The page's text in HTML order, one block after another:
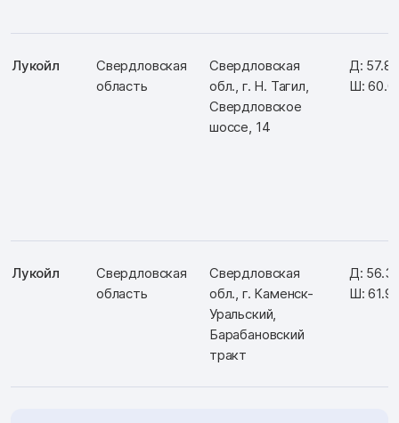
Лукойл
Свердловская
область
Свердловская
обл., г. Н. Тагил,
Свердловское
шоссе, 14
Д:
Ш:
Лукойл
Свердловская
область
Свердловская
обл., г. Каменск-
Уральский,
Барабановский
тракт
Д:
Ш: